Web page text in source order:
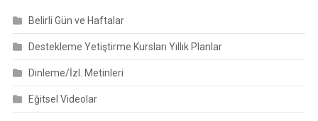
Belirli Gün ve Haftalar
Destekleme Yetiştirme Kursları Yıllık Planlar
Dinleme/İzl. Metinleri
Eğitsel Videolar